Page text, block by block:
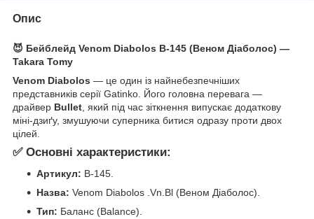
Опис
😈 Бейблейд Venom Diabolos B-145 (Веном Діаболос) —
Takara Tomy
Venom Diabolos — це один із найнебезпечніших
представників серії Gatinko. Його головна перевага —
драйвер Bullet , який під час зіткнення випускає додаткову
міні-дзиґу, змушуючи суперника битися одразу проти двох
цілей.
✅ Основні характеристики:
Артикул: B-145.
Назва: Venom Diabolos .Vn.Bl (Веном Діаболос).
Тип: Баланс (Balance).